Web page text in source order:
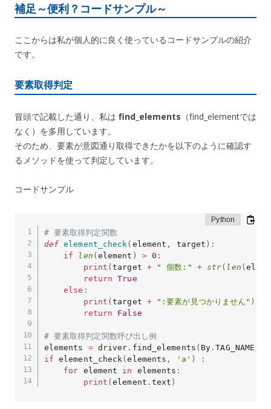
補足～便利？コードサンプル～
ここからは私が個人的に良く使っているコードサンプルの紹介
です。
要素取得判定
冒頭で記載した通り、私は find_elements （find_elementでは
なく）を多用しています。
そのため、要素が意図通り取得できたかを以下のように確認す
るメソッドを使って判定しています。
コードサンプル
# 要素取得判定関数
def element_check( element , target ) :
if
len ( element ) > 0 :
print (target + " 個数:" + str( len (
return
True
else :
print (target + ":要素が見つかりません" )
return
False
# 要素取得判定関数呼び出し例
elements = driver . find_elements ( By .TAG_NAME
if element_check(elements , 'a' )
:
for element in elements :
print (element . text )